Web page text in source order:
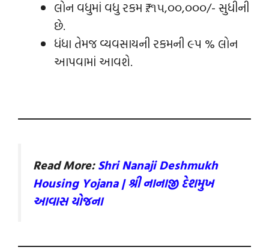
લોન વધુમાં વધુ રકમ ₹. ૧૫,૦૦,૦૦૦/- સુધીની
છે.
ધંધા તેમજ વ્‍યવસાયની રકમની ૯પ % લોન
આપવામાં આવશે.
Read More:Shri Nanaji Deshmukh
Housing Yojana | શ્રી નાનાજી દેશમુખ
આવાસ યોજના